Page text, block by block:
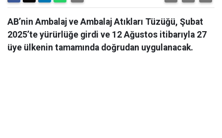
AB’nin Ambalaj ve Ambalaj Atıkları Tüzüğü, Şubat
2025’te yürürlüğe girdi ve 12 Ağustos itibarıyla 27
üye ülkenin tamamında doğrudan uygulanacak.